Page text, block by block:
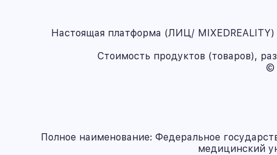
Настоящая платформа (ЛИЦ/ MIXEDREALITY)
Стоимость продуктов (товаров),
©
Полное наименование: Федеральное
медицинский